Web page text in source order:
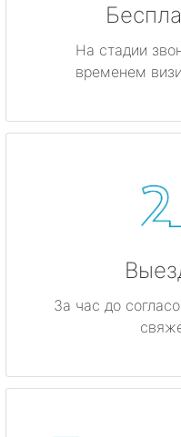
На стадии
временем
За час до